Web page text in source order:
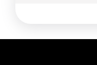
optimale, nous